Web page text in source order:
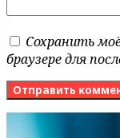
Сохранить
браузере для